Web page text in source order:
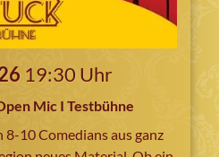
19:30 Uhr
Mic I Testbühne
10 Comedians aus ganz